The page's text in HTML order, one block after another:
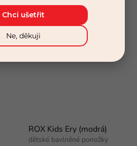
ROX Kids Ery (modrá)
dětské bavlněné ponožky
Chci ušetřit
Ne, děkuji